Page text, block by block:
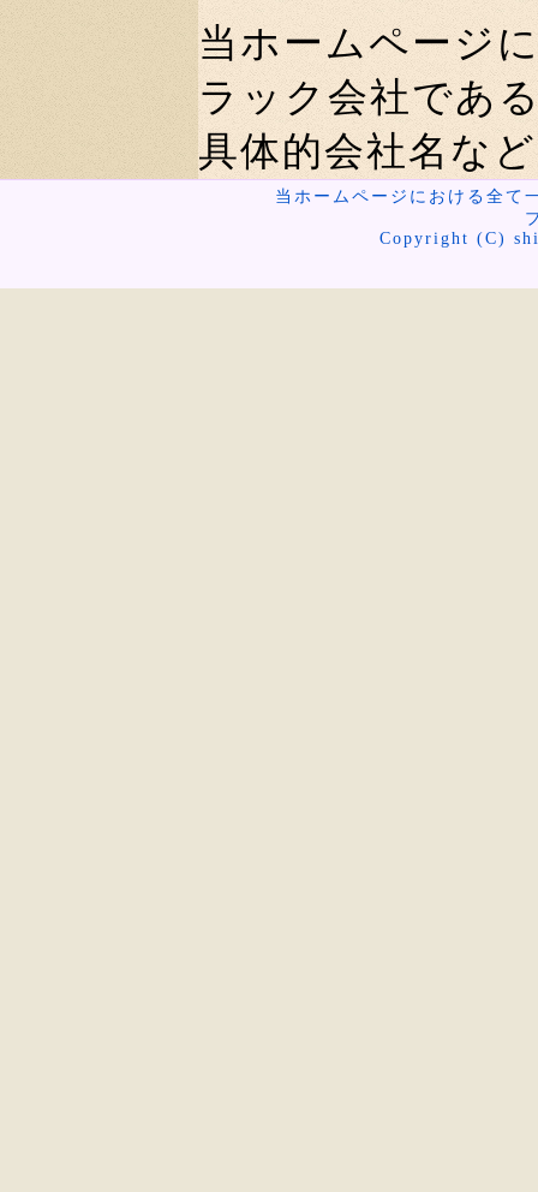
当ホームページ
ラック会社であ
具体的会社名な
当ホームページにおける全
Copyright (C)